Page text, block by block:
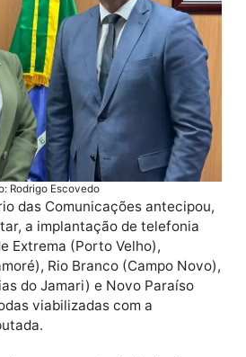
Lopes no Orçamento